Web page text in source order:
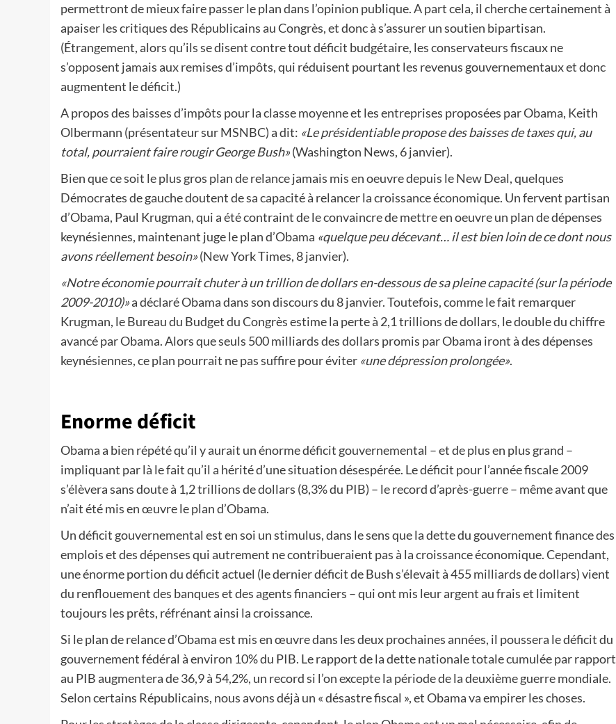
permettront de mieux faire passer le plan dans l’opinion publique. A part cela, il cherche certainement à
apaiser les critiques des Républicains au Congrès, et donc à s’assurer un soutien bipartisan.
(Étrangement, alors qu’ils se disent contre tout déficit budgétaire, les conservateurs fiscaux ne
s’opposent jamais aux remises d’impôts, qui réduisent pourtant les revenus gouvernementaux et donc
augmentent le déficit.)
A propos des baisses d’impôts pour la classe moyenne et les entreprises proposées par Obama, Keith
Olbermann (présentateur sur MSNBC) a dit: «Le présidentiable propose des baisses de taxes qui, au
total, pourraient faire rougir George Bush»(Washington News, 6 janvier).
Bien que ce soit le plus gros plan de relance jamais mis en oeuvre depuis le New Deal, quelques
Démocrates de gauche doutent de sa capacité à relancer la croissance économique. Un fervent partisan
d’Obama, Paul Krugman, qui a été contraint de le convaincre de mettre en oeuvre un plan de dépenses
keynésiennes, maintenant juge le plan d’Obama «quelque peu décevant… il est bien loin de ce dont nous
avons réellement besoin»(New York Times, 8 janvier).
«Notre économie pourrait chuter à un trillion de dollars en-dessous de sa pleine capacité (sur la période
2009-2010)»a déclaré Obama dans son discours du 8 janvier. Toutefois, comme le fait remarquer
Krugman, le Bureau du Budget du Congrès estime la perte à 2,1 trillions de dollars, le double du chiffre
avancé par Obama. Alors que seuls 500 milliards des dollars promis par Obama iront à des dépenses
keynésiennes, ce plan pourrait ne pas suffire pour éviter «une dépression prolongée».
Enorme déficit
Obama a bien répété qu’il y aurait un énorme déficit gouvernemental – et de plus en plus grand –
impliquant par là le fait qu’il a hérité d’une situation désespérée. Le déficit pour l’année fiscale 2009
s’élèvera sans doute à 1,2 trillions de dollars (8,3% du PIB) – le record d’après-guerre – même avant que
n’ait été mis en œuvre le plan d’Obama.
Un déficit gouvernemental est en soi un stimulus, dans le sens que la dette du gouvernement finance des
emplois et des dépenses qui autrement ne contribueraient pas à la croissance économique. Cependant,
une énorme portion du déficit actuel (le dernier déficit de Bush s’élevait à 455 milliards de dollars) vient
du renflouement des banques et des agents financiers – qui ont mis leur argent au frais et limitent
toujours les prêts, réfrénant ainsi la croissance.
Si le plan de relance d’Obama est mis en œuvre dans les deux prochaines années, il poussera le déficit du
gouvernement fédéral à environ 10% du PIB. Le rapport de la dette nationale totale cumulée par rapport
au PIB augmentera de 36,9 à 54,2%, un record si l’on excepte la période de la deuxième guerre mondiale.
Selon certains Républicains, nous avons déjà un « désastre fiscal », et Obama va empirer les choses.